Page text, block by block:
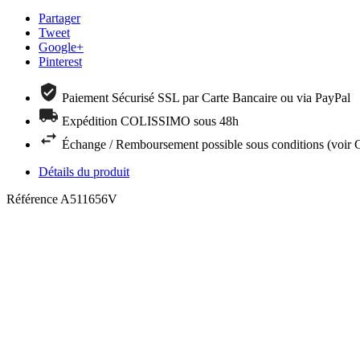
Partager
Tweet
Google+
Pinterest
Paiement Sécurisé SSL par Carte Bancaire ou via PayPal
Expédition COLISSIMO sous 48h
Échange / Remboursement possible sous conditions (voir
Détails du produit
RéférenceA511656V